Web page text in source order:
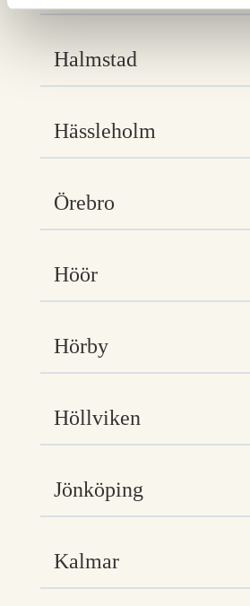
Halmstad
Hässleholm
Örebro
Höör
Hörby
Höllviken
Jönköping
Kalmar